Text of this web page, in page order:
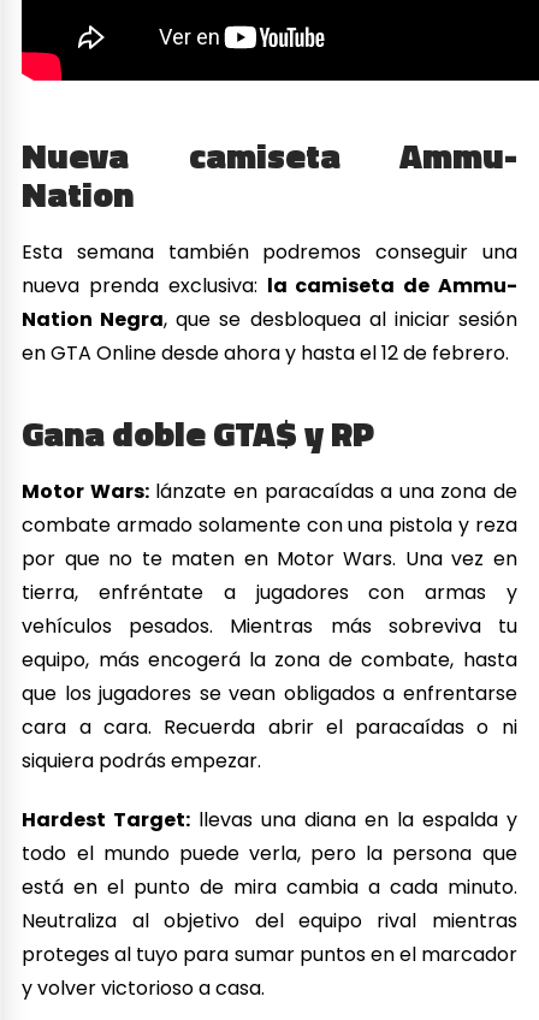
Nueva camiseta Ammu-
Nation
Esta semana también podremos conseguir una
nueva prenda exclusiva: la camiseta de Ammu-
Nation Negra, que se desbloquea al iniciar sesión
en GTA Online desde ahora y hasta el 12 de febrero.
Gana doble GTA$ y RP
Motor Wars:lánzate en paracaídas a una zona de
combate armado solamente con una pistola y reza
por que no te maten en Motor Wars. Una vez en
tierra, enfréntate a jugadores con armas y
vehículos pesados. Mientras más sobreviva tu
equipo, más encogerá la zona de combate, hasta
que los jugadores se vean obligados a enfrentarse
cara a cara. Recuerda abrir el paracaídas o ni
siquiera podrás empezar.
Hardest Target: llevas una diana en la espalda y
todo el mundo puede verla, pero la persona que
está en el punto de mira cambia a cada minuto.
Neutraliza al objetivo del equipo rival mientras
proteges al tuyo para sumar puntos en el marcador
y volver victorioso a casa.